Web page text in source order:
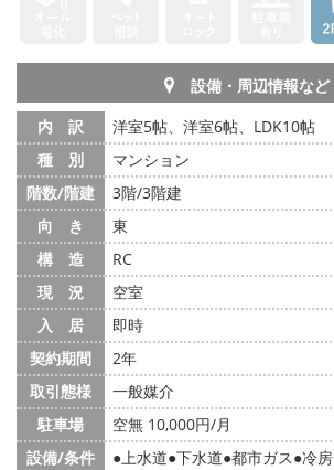
設備・周辺情報など
内 訳
洋室5帖、洋室6帖、LDK10帖
種 別
マンション
階数/階建
3階/3階建
向 き
東
構 造
RC
現 況
空室
入 居
即時
契約期間
2年
取引態様
一般媒介
駐車場
空無 10,000円/月
設備/条件
上水道 下水道 都市ガス 冷房